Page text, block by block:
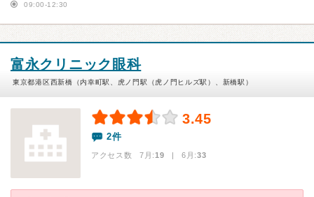
09:00-12:30
富永クリニック眼科
東京都港区西新橋（内幸町駅、虎ノ門駅（虎ノ門ヒルズ駅）、新橋駅）
3.45
2件
アクセス数 7月:19 | 6月:33